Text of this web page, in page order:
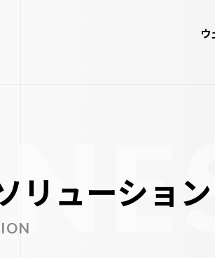
ウ
リューション